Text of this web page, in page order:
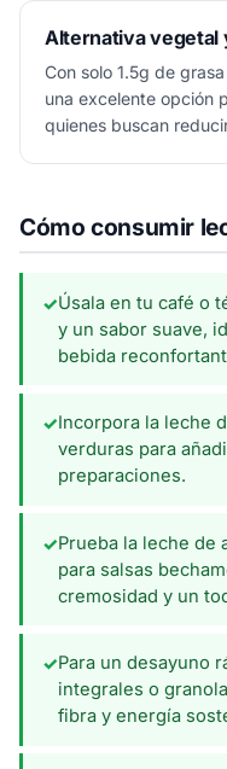
Alternativa vegetal
Con solo 1.5g de
una excelente opción
quienes buscan
Cómo consumir
✓Úsala en tu café o
y un sabor suave,
bebida
✓Incorpora la leche
verduras para
preparaciones.
✓Prueba la leche de
para salsas
cremosidad y un
✓Para un desayuno
integrales o
fibra y energía